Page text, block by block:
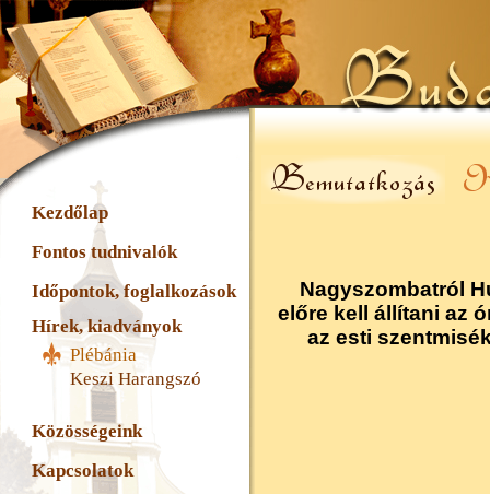
Kezdőlap
Fontos tudnivalók
Időpontok, foglalkozások
Hírek, kiadványok
Plébánia
Keszi Harangszó
Közösségeink
Kapcsolatok
Nagyszombatról
előre kell állítani az
az esti